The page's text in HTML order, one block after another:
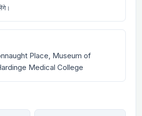
Place, Museum of
Medical College